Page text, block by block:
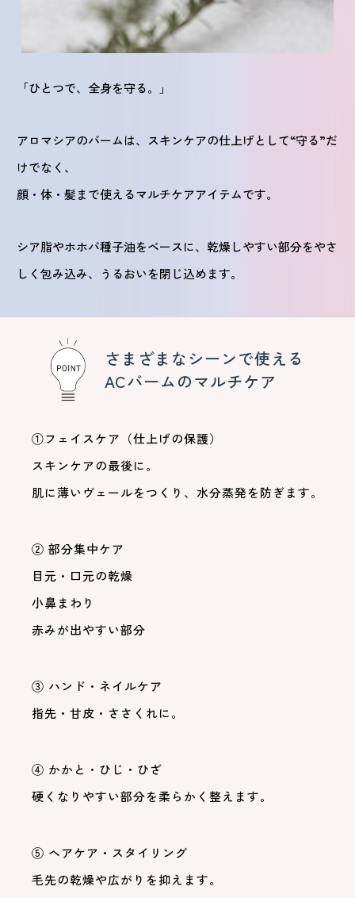
「ひとつで、全身を守る。」
アロマシアのバームは、スキンケアの仕上げとして“守る”だ
けでなく、
顔・体・髪まで使えるマルチケアアイテムです。
シア脂やホホバ種子油をベースに、乾燥しやすい部分をやさ
しく包み込み、うるおいを閉じ込めます。
さまざまなシーンで使える
ACバームのマルチケア
①フェイスケア（仕上げの保護）
スキンケアの最後に。
肌に薄いヴェールをつくり、水分蒸発を防ぎます。
② 部分集中ケア
目元・口元の乾燥
小鼻まわり
赤みが出やすい部分
③ ハンド・ネイルケア
指先・甘皮・ささくれに。
④ かかと・ひじ・ひざ
硬くなりやすい部分を柔らかく整えます。
⑤ ヘアケア・スタイリング
毛先の乾燥や広がりを抑えます。